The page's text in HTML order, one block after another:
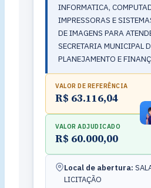
INFORMATICA,
IMPRESSORAS E
DE IMAGENS PARA
SECRETARIA MUNICIPAL
PLANEJAMENTO E
VALOR DE REFERÊNCIA
R$ 63.116,04
VALOR ADJUDICADO
R$ 60.000,00
Local de abertura:
LICITAÇÃO